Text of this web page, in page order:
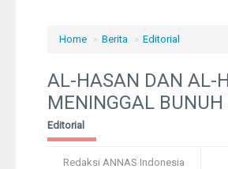
Syiah
Pelangi
Home » Berita » Editorial
AL-HASAN DAN AL-
MENINGGAL BUNUH
Editorial
Redaksi ANNAS Indonesia